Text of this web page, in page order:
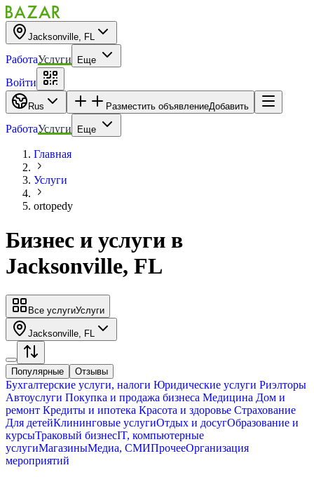
Jacksonville, FL
РаботаУслуги Еще
Войти
Rus Разместить объявлениеДобавить
РаботаУслуги Еще
Главная
Услуги
ortopedy
Бизнес и услуги в
Jacksonville, FL
Все услугиУслуги
Jacksonville, FL
Популярные Отзывы
Бухгалтерские услуги, налоги Юридические услуги Риэлторы
Автоуслуги Покупка и продажа бизнеса Медицина Дом и
ремонт Кредиты и ипотека Красота и здоровье Страхование
Для детейКлининговые услугиОтдых и досугОбразование и
курсыТраковый бизнесIT, компьютерные
услугиМагазиныМедиа, СМИПрочееОрганизация
мероприятий